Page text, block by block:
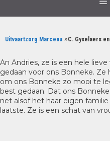
Uitvaartzorg Marceau »C. Gyselaers
An Andries, ze is een hele
gedaan voor ons Bonneke.
om ons Bonneke zo mooi te
best gedaan. Dat ons
net alsof het haar eigen
laatste. Ze is een schat van